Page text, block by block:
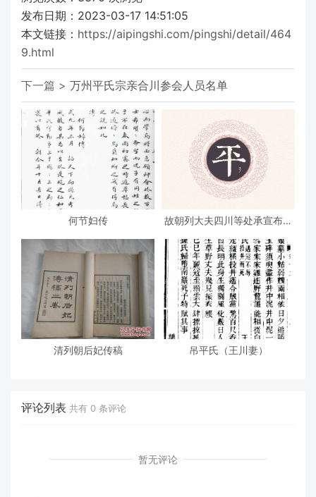
发布日期：2023-03-17 14:51:05
本文链接： https://aipingshi.com/pingshi/detail/464
9.html
下一篇 > 万州平氏宗亲合川参会人员名单
何节妇传
故朝列大夫四川等处承宣布政
清列朝后妃传稿 吊平氏（王川妻）
评论列表 共有 0 条评论
暂无评论